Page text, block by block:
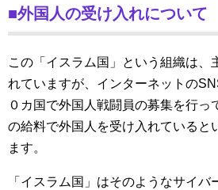
■外国人の受け入れについて
この「イスラム国」という組織は、
れていますが、インターネットの
０カ国で外国人戦闘員の募集を行っ
の給料で外国人を受け入れていると
ます。
「イスラム国」はそのようなサイバ